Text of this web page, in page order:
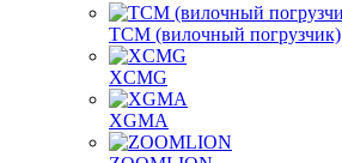
TCM (вилочный погрузчик)
XCMG
XGMA